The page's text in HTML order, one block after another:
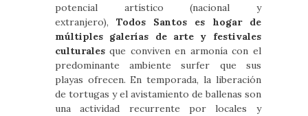
potencial artístico (nacional y
extranjero),Todos Santos es hogar de
múltiples galerías de arte y festivales
culturalesque conviven en armonía con el
predominante ambiente surfer que sus
playas ofrecen. En temporada, la liberación
de tortugas y el avistamiento de ballenas son
una actividad recurrente por locales y